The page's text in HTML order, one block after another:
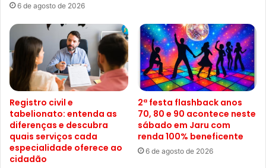
6 de agosto de 2026
Registro civil e
tabelionato: entenda as
diferenças e descubra
quais serviços cada
especialidade oferece ao
cidadão
2ª festa flashback anos
70, 80 e 90 acontece neste
sábado em Jaru com
renda 100% beneficente
6 de agosto de 2026